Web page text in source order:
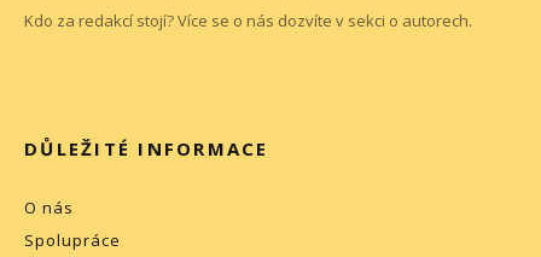
Kdo za redakcí stojí? Více se o nás dozvíte v sekci o autorech.
DŮLEŽITÉ INFORMACE
O nás
Spolupráce